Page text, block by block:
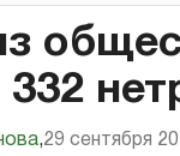
332
,29 сентября